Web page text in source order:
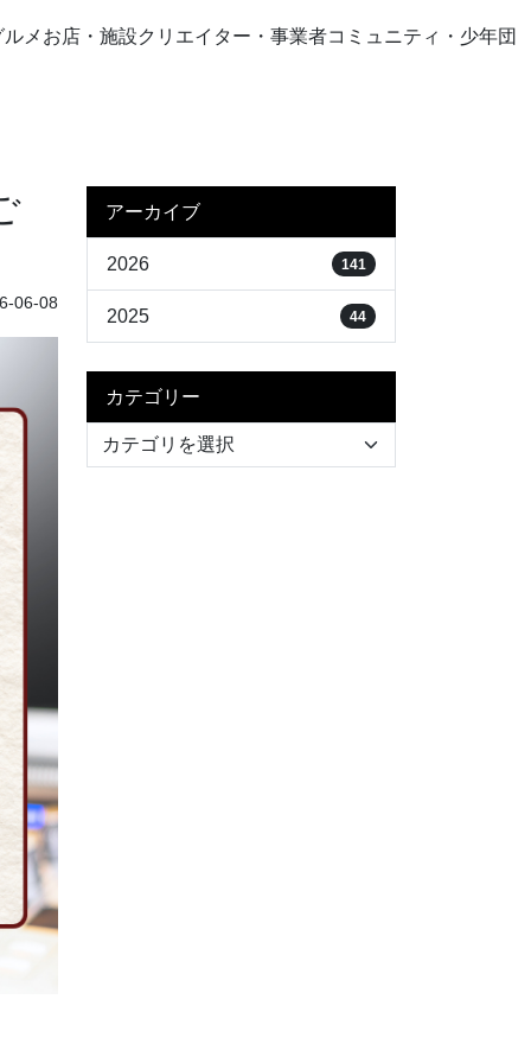
ルメ お店・施設クリエイター・事業者コミュニティ・少年団
06-08
アーカイブ
2026 141
2025 44
カテゴリー